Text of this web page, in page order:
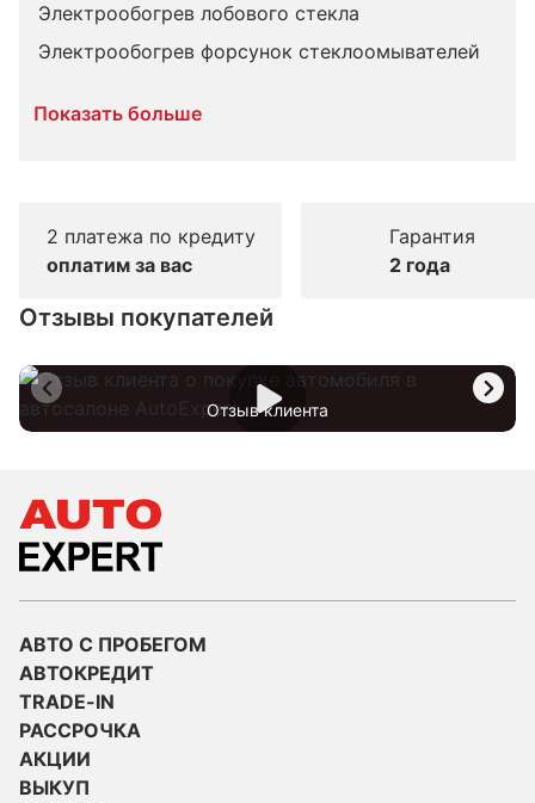
Электрообогрев лобового стекла
Электрообогрев форсунок стеклоомывателей
Показать больше
2 платежа по кредиту
оплатим за вас
Гарантия
2 года
Отзывы покупателей
Отзыв клиента
АВТО С ПРОБЕГОМ
АВТОКРЕДИТ
TRADE-IN
РАССРОЧКА
АКЦИИ
ВЫКУП